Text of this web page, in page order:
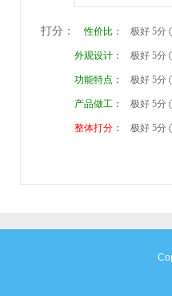
打分： 性价比： 极好 5分
外观设计： 极好 5分
功能特点： 极好 5分
产品做工： 极好 5分
整体打分： 极好 5分